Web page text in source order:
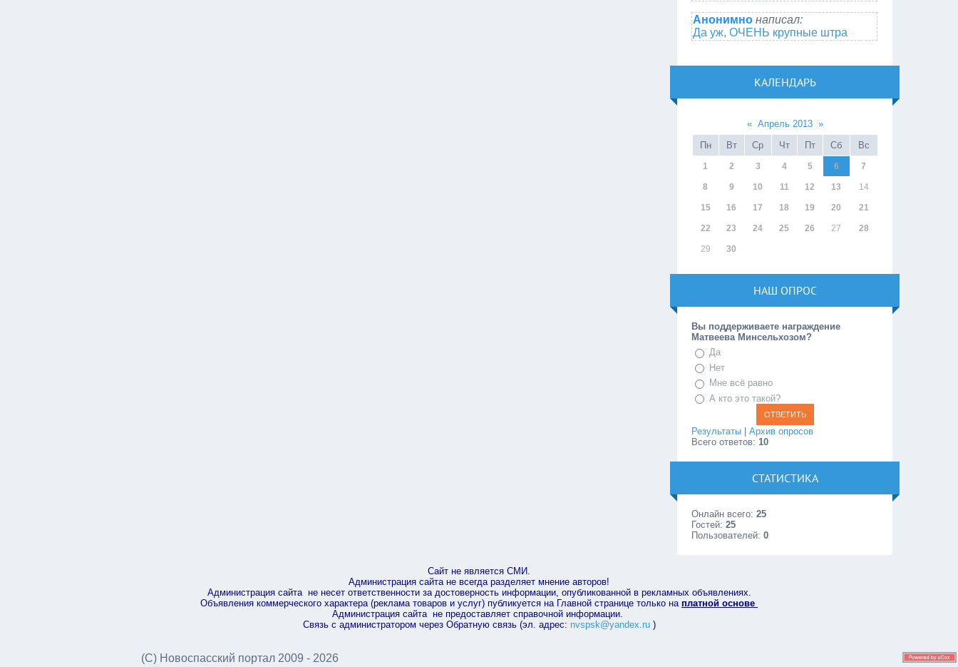
Анонимно написал:
Да уж, ОЧЕНЬ крупные штра
КАЛЕНДАРЬ
« Апрель 2013 »
Пн
Вт Ср Чт Пт Сб Вс
1 2 3 4 5 6 7
8 9 10 11 12 13 14
15 16 17 18 19 20 21
22 23 24 25 26 27 28
29 30
НАШ ОПРОС
Вы поддерживаете награждение
Матвеева Минсельхозом?
Да
Нет
Мне всё равно
А кто это такой?
Результаты |Архив опросов
Всего ответов:10
СТАТИСТИКА
Онлайн всего:25
Гостей:25
Пользователей:0
Сайт не является СМИ.
Администрация сайта не всегда разделяет мнение авторов!
Администрация сайта не несет ответственности за достоверность информации, опубликованной в рекламных объявлениях.
Объявления коммерческого характера (реклама товаров и услуг) публикуется на Главной странице только на платной основе
Администрация сайта не предоставляет справочной информации.
Связь с администратором через Обратную связь (эл. адрес: nvspsk@yandex.ru)
(С) Новоспасский портал 2009 - 2026